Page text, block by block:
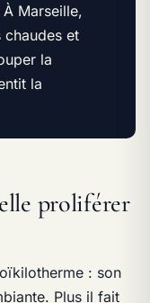
Marseille,
et
la
la
proliférer
: son
Plus il fait